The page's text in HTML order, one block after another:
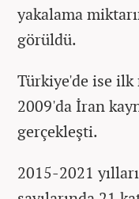
yakalama
görüldü.
Türkiye'de ise ilk
2009'da İran
gerçekleşti.
2015-2021